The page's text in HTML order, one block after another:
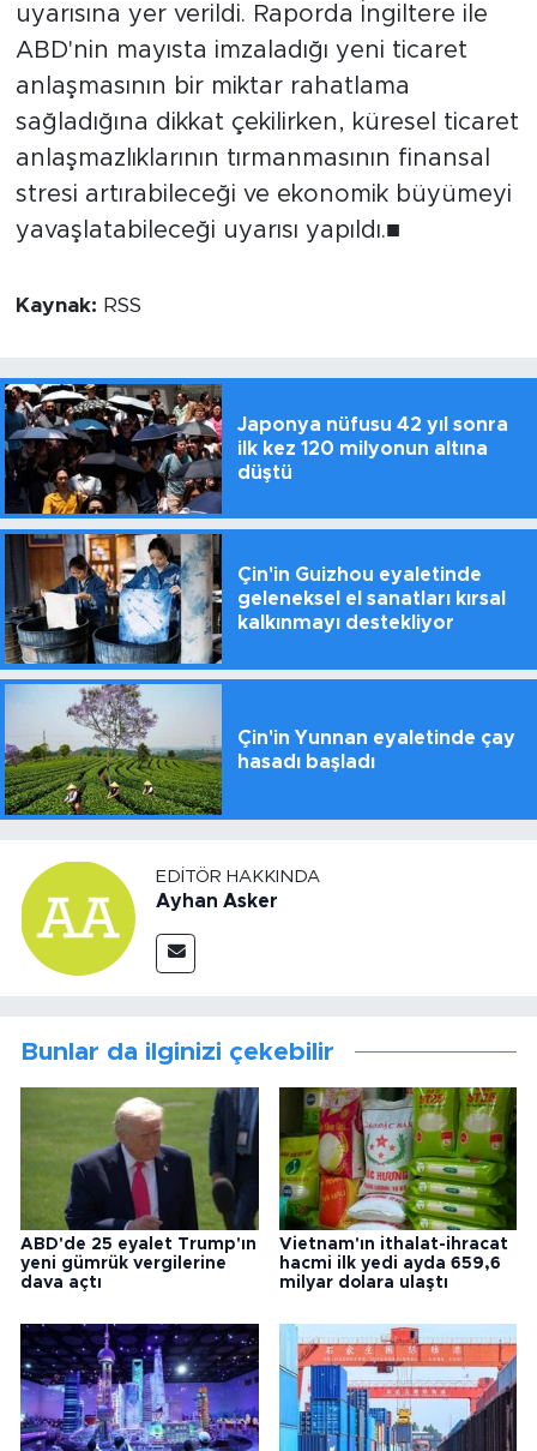
uyarısına yer verildi. Raporda İngiltere ile
ABD'nin mayısta imzaladığı yeni ticaret
anlaşmasının bir miktar rahatlama
sağladığına dikkat çekilirken, küresel ticaret
anlaşmazlıklarının tırmanmasının finansal
stresi artırabileceği ve ekonomik büyümeyi
yavaşlatabileceği uyarısı yapıldı.■
Kaynak: RSS
Japonya nüfusu 42 yıl sonra
ilk kez 120 milyonun altına
düştü
Çin'in Guizhou eyaletinde
geleneksel el sanatları kırsal
kalkınmayı destekliyor
Çin'in Yunnan eyaletinde çay
hasadı başladı
EDITÖR HAKKINDA
Ayhan Asker
Bunlar da ilginizi çekebilir
ABD'de 25 eyalet Trump'ın
yeni gümrük vergilerine
dava açtı
Vietnam'ın ithalat-ihracat
hacmi ilk yedi ayda 659,6
milyar dolara ulaştı